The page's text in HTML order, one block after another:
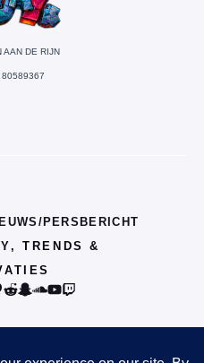
AAN DE RIJN
80589367
PERSBERICHT
TRENDS &